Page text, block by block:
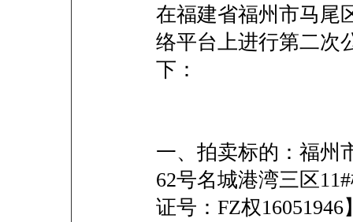
在福建省福州市马尾
络平台上进行第二次
下：
一、拍卖标的：福州
62号名城港湾三区
证号：FZ权